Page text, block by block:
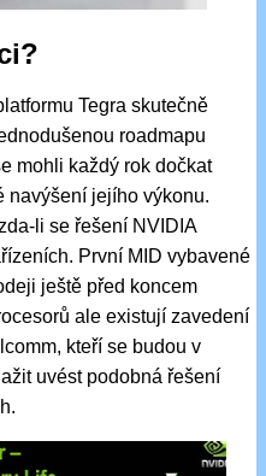
Tegra skutečně
roadmapu
mohli každý rok dočkat
navýšení jejího výkonu.
li se řešení NVIDIA
První MID vybavené
ještě před koncem
ale existují zavedení
kteří se budou v
uvést podobná řešení